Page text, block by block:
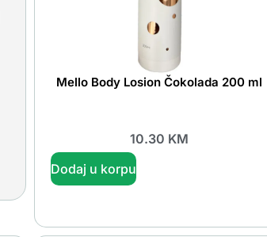
Mello Body Losion Čokolada 200 ml
10.30 KM
Dodaj u korpu